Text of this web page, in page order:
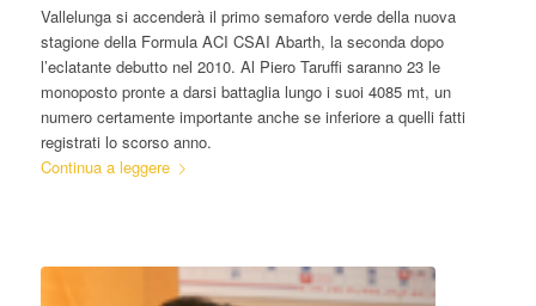
Vallelunga si accenderà il primo semaforo verde della nuova
stagione della Formula ACI CSAI Abarth, la seconda dopo
l’eclatante debutto nel 2010. Al Piero Taruffi saranno 23 le
monoposto pronte a darsi battaglia lungo i suoi 4085 mt, un
numero certamente importante anche se inferiore a quelli fatti
registrati lo scorso anno.
Continua a leggere